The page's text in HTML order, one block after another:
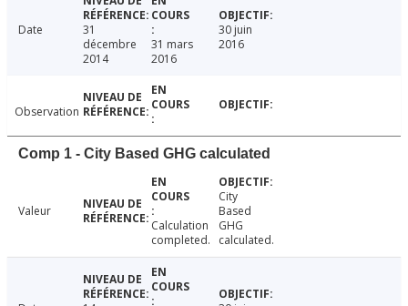
Date
31
décembre
2014
31 mars
2016
30 juin
2016
Observation
Comp 1 - City Based GHG calculated
Valeur
Calculation
completed.
City
Based
GHG
calculated.